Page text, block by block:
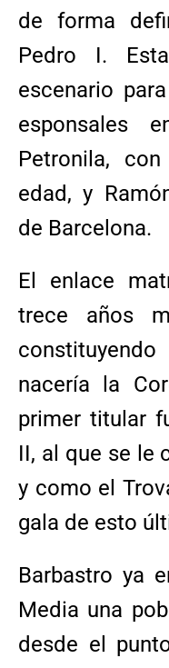
de forma
Pedro I.
escenario
esponsales
Petronila,
edad, y
de Barcelona.
El enlace
trece años
nacería la
primer titular
II, al que se le
y como el
gala de esto
Barbastro ya
Media una
desde el